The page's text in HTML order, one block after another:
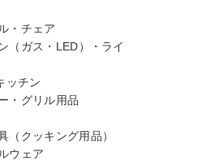
・チェア
（ガス・LED）・ライ
ッチン
・グリル用品
（クッキング用品）
ウェア